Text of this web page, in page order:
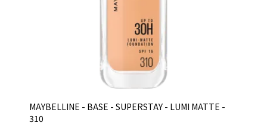
MAYBELLINE - BASE - SUPERSTAY - LUMI MATTE -
310